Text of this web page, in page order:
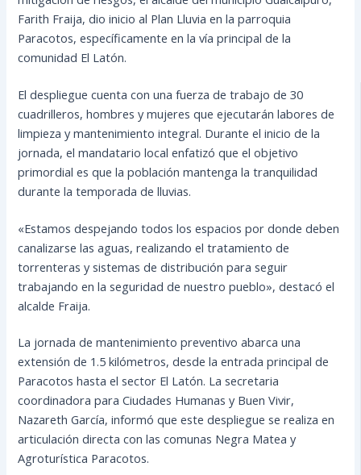
Farith Fraija, dio inicio al Plan Lluvia en la parroquia
Paracotos, específicamente en la vía principal de la
comunidad El Latón.
El despliegue cuenta con una fuerza de trabajo de 30
cuadrilleros, hombres y mujeres que ejecutarán labores de
limpieza y mantenimiento integral. Durante el inicio de la
jornada, el mandatario local enfatizó que el objetivo
primordial es que la población mantenga la tranquilidad
durante la temporada de lluvias.
«Estamos despejando todos los espacios por donde deben
canalizarse las aguas, realizando el tratamiento de
torrenteras y sistemas de distribución para seguir
trabajando en la seguridad de nuestro pueblo», destacó el
alcalde Fraija.
La jornada de mantenimiento preventivo abarca una
extensión de 1.5 kilómetros, desde la entrada principal de
Paracotos hasta el sector El Latón. La secretaria
coordinadora para Ciudades Humanas y Buen Vivir,
Nazareth García, informó que este despliegue se realiza en
articulación directa con las comunas Negra Matea y
Agroturística Paracotos.